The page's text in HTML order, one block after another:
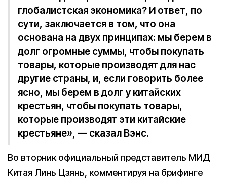
глобалистская экономика? И ответ, по
сути, заключается в том, что она
основана на двух принципах: мы берем в
долг огромные суммы, чтобы покупать
товары, которые производят для нас
другие страны, и, если говорить более
ясно, мы берем в долг у китайских
крестьян, чтобы покупать товары,
которые производят эти китайские
крестьяне», — сказал Вэнс.
Во вторник официальный представитель МИД
Китая Линь Цзянь, комментируя на брифинге